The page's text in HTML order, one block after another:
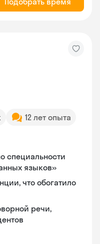
12 лет опыта
специальности
языков»
что обогатило
речи,